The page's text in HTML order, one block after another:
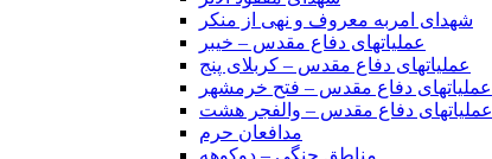
شهدای امربه معروف و نهی از منکر
عملیاتهای دفاع مقدس – خیبر
عملیاتهای دفاع مقدس – کربلای پنج
عملیاتهای دفاع مقدس – فتح خرمشهر
عملیاتهای دفاع مقدس – والفجر هشت
مدافعان حرم
مناطق جنگی – دوکوهه